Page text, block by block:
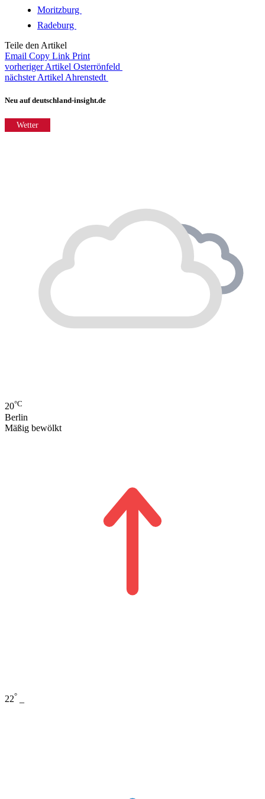
Moritzburg
Radeburg
Teile den Artikel
Email Copy Link Print
vorheriger Artikel Osterrönfeld
nächster Artikel Ahrenstedt
Neu auf deutschland-insight.de
Wetter
20°C
Berlin
Mäßig bewölkt
22°